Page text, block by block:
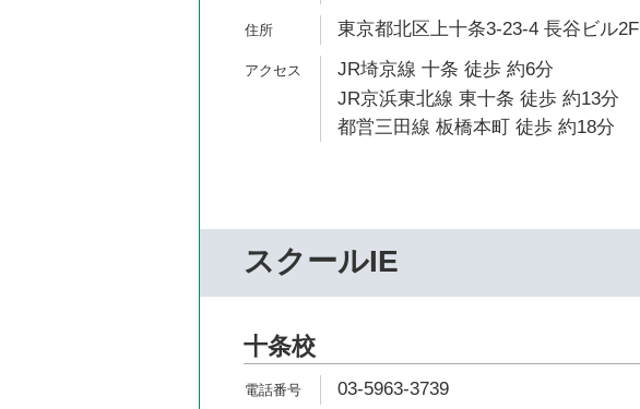
東京都北区上十条3-23-4 長谷ビル2F
JR埼京線 十条 徒歩 約6分
JR京浜東北線 東十条 徒歩 約13分
都営三田線 板橋本町 徒歩 約18分
スクールIE
十条校
03-5963-3739